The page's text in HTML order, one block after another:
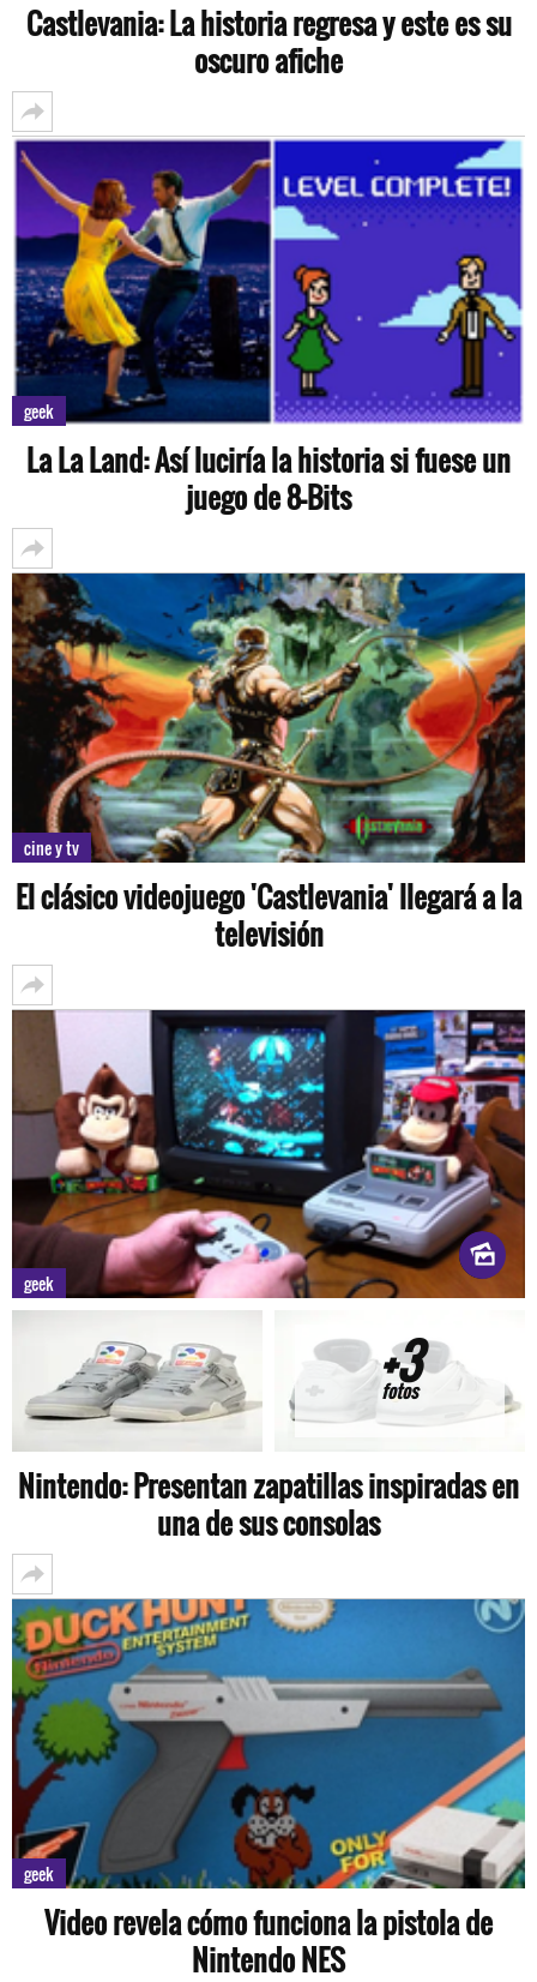
Castlevania: La historia regresa y este es su
oscuro afiche
geek
La La Land: Así luciría la historia si fuese un
juego de 8-Bits
cine y tv
El clásico videojuego 'Castlevania' llegará a la
televisión
geek
+3
fotos
Nintendo: Presentan zapatillas inspiradas en
una de sus consolas
geek
Video revela cómo funciona la pistola de
Nintendo NES